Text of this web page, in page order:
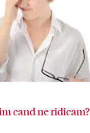
cand ne ridicam?